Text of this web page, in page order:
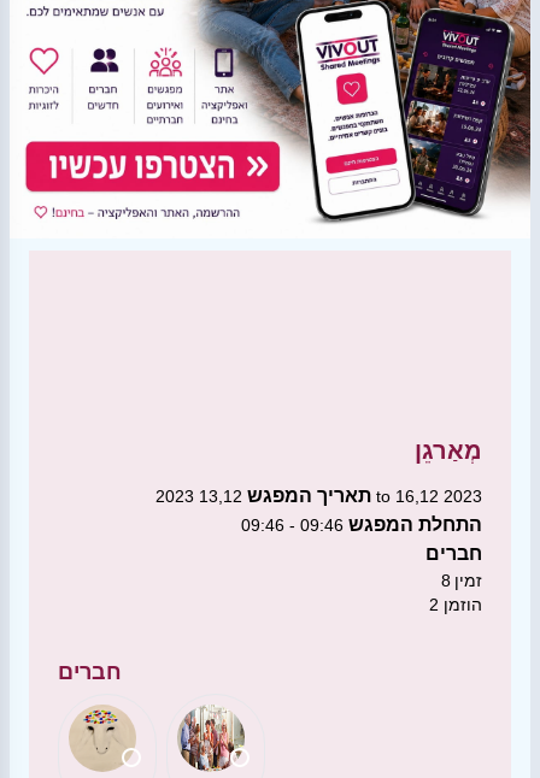
מְאַרגֵן
תאריך המפגש 13,12 2023 to 16,12 2023
התחלת המפגש 09:46 - 09:46
חברים
8 זמין
2 הוזמן
חברים